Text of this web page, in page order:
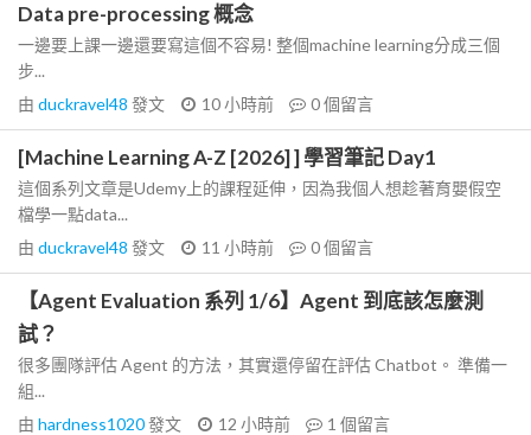
Data pre-processing 概念
一邊要上課一邊還要寫這個不容易! 整個machine learning分成三個
步...
由 duckravel48 發文 10 小時前 0個留言
[Machine Learning A-Z [2026] ] 學習筆記 Day1
這個系列文章是Udemy上的課程延伸，因為我個人想趁著育嬰假空
檔學一點data...
由 duckravel48 發文 11 小時前 0個留言
【Agent Evaluation 系列 1/6】Agent 到底該怎麼測
試？
很多團隊評估 Agent 的方法，其實還停留在評估 Chatbot。 準備一
組...
由 hardness1020發文 12 小時前 1 個留言